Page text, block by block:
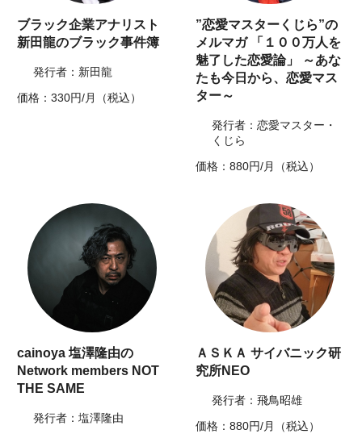
ブラック企業アナリスト
新田龍のブラック事件簿
発行者：新田龍
価格：330円/月（税込）
”恋愛マスターくじら”の
メルマガ 「１００万人を
魅了した恋愛論」 ～あな
たも今日から、恋愛マス
ター～
発行者：恋愛マスター・
くじら
価格：880円/月（税込）
cainoya 塩澤隆由の
Network members NOT
THE SAME
発行者：塩澤隆由
ＡＳＫＡ サイバニック研
究所NEO
発行者：飛鳥昭雄
価格：880円/月（税込）